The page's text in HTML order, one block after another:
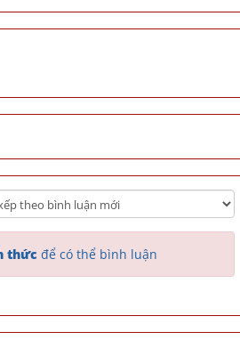
thức để có thể bình luận